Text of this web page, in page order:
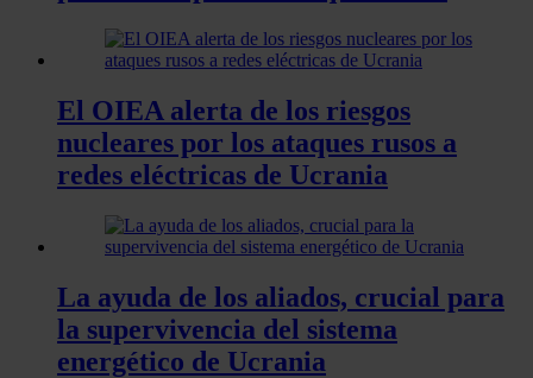
El OIEA alerta de los riesgos
nucleares por los ataques rusos a
redes eléctricas de Ucrania
La ayuda de los aliados, crucial para
la supervivencia del sistema
energético de Ucrania